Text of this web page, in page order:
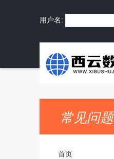
用户名:
常见问题
首页